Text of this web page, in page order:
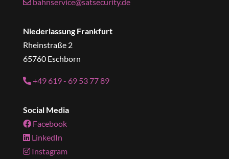
Niederlassung Frankfurt
Rheinstraße 2
65760 Eschborn
+49 619 - 69 53 77 89
Social Media
Facebook
LinkedIn
Instagram